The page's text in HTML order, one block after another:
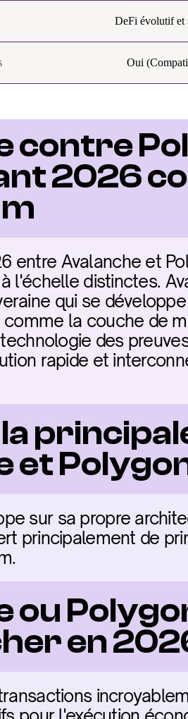
DeFi évolutif et
Oui
contre
2026
entre Avalanche et
l'échelle distinctes.
qui se
comme la couche de
des
rapide et
la
et
sur sa propre
principalement de
ou
en